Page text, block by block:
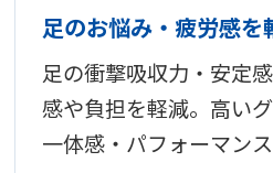
足のお悩み・疲労感を
足の衝撃吸収力・安定
感や負担を軽減。高い
一体感・パフォーマン